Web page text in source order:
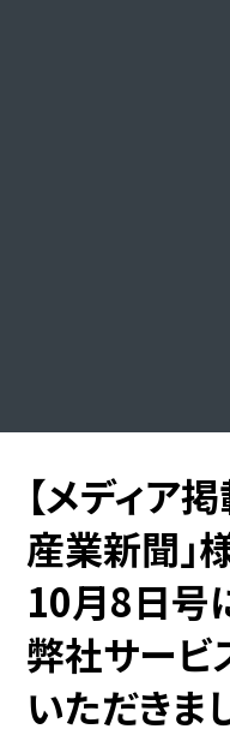
【メディア掲
産業新聞」
10月8日号
弊社サービ
いただきま